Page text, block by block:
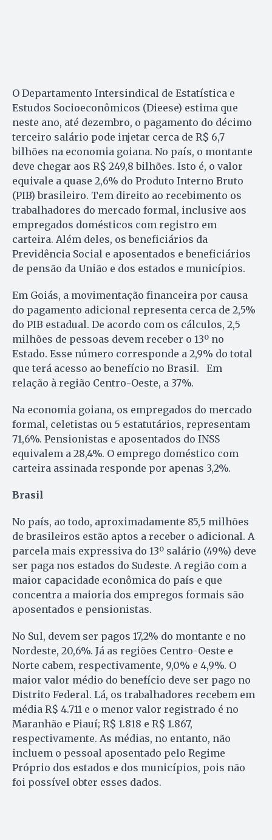
O Departamento Intersindical de Estatística e
Estudos Socioeconômicos (Dieese) estima que
neste ano, até dezembro, o pagamento do décimo
terceiro salário pode injetar cerca de R$ 6,7
bilhões na economia goiana. No país, o montante
deve chegar aos R$ 249,8 bilhões. Isto é, o valor
equivale a quase 2,6% do Produto Interno Bruto
(PIB) brasileiro. Tem direito ao recebimento os
trabalhadores do mercado formal, inclusive aos
empregados domésticos com registro em
carteira. Além deles, os beneficiários da
Previdência Social e aposentados e beneficiários
de pensão da União e dos estados e municípios.
Em Goiás, a movimentação financeira por causa
do pagamento adicional representa cerca de 2,5%
do PIB estadual. De acordo com os cálculos, 2,5
milhões de pessoas devem receber o 13º no
Estado. Esse número corresponde a 2,9% do total
que terá acesso ao benefício no Brasil. Em
relação à região Centro-Oeste, a 37%.
Na economia goiana, os empregados do mercado
formal, celetistas ou 5 estatutários, representam
71,6%. Pensionistas e aposentados do INSS
equivalem a 28,4%. O emprego doméstico com
carteira assinada responde por apenas 3,2%.
Brasil
No país, ao todo, aproximadamente 85,5 milhões
de brasileiros estão aptos a receber o adicional. A
parcela mais expressiva do 13º salário (49%) deve
ser paga nos estados do Sudeste. A região com a
maior capacidade econômica do país e que
concentra a maioria dos empregos formais são
aposentados e pensionistas.
No Sul, devem ser pagos 17,2% do montante e no
Nordeste, 20,6%. Já as regiões Centro-Oeste e
Norte cabem, respectivamente, 9,0% e 4,9%. O
maior valor médio do benefício deve ser pago no
Distrito Federal. Lá, os trabalhadores recebem em
média R$ 4.711 e o menor valor registrado é no
Maranhão e Piauí; R$ 1.818 e R$ 1.867,
respectivamente. As médias, no entanto, não
incluem o pessoal aposentado pelo Regime
Próprio dos estados e dos municípios, pois não
foi possível obter esses dados.